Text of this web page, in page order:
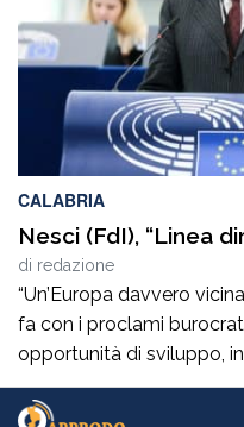
memoria storica […]
CALABRIA
Nesci (FdI), “Linea
di redazione
“Un’Europa davvero
fa con i proclami
opportunità di sviluppo,
economica reale nel
una nota l’eurodeputato